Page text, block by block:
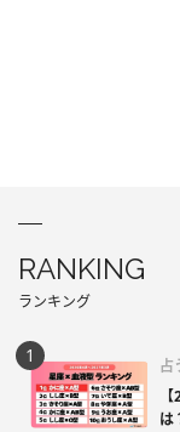
RANKING
ランキング
占
は